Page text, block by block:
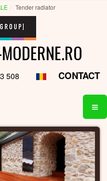
Tender radiator
508 CONTACT